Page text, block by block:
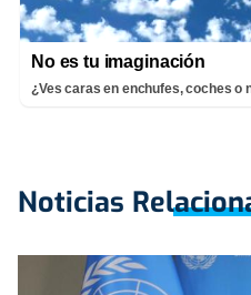
No es tu imaginación
¿Ves caras en enchufes, coches o
Noticias